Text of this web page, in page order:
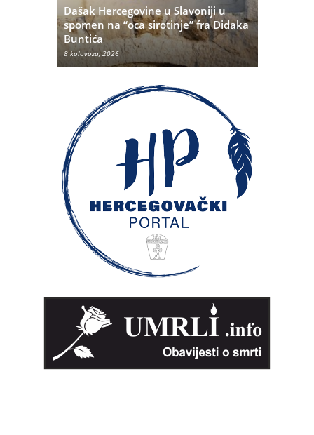
Dašak Hercegovine u Slavoniji u
spomen na “oca sirotinje” fra Didaka
Buntića
8 kolovoza, 2026